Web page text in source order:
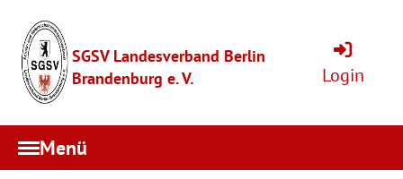
SGSV Landesverband Berlin
Brandenburg e. V.
Login
Menü